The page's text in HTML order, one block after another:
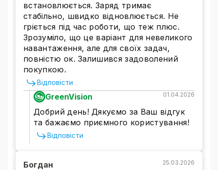
встановлюється. Заряд тримає
стабільно, швидко відновлюється. Не
гріється під час роботи, що теж плюс.
Зрозуміло, що це варіант для невеликого
навантаження, але для своїх задач,
повністю ок. Залишився задоволений
покупкою.
Відповісти
GreenVision 01.04.2026
Добрий день! Дякуємо за Ваш відгук
та бажаємо приємного користування!
Відповісти
Богдан 25.03.2026